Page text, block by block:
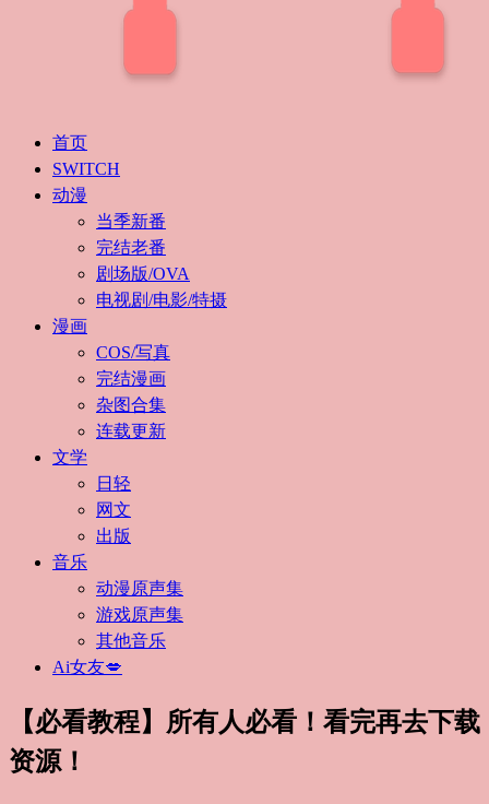
首页
SWITCH
动漫
当季新番
完结老番
剧场版/OVA
电视剧/电影/特摄
漫画
COS/写真
完结漫画
杂图合集
连载更新
文学
日轻
网文
出版
音乐
动漫原声集
游戏原声集
其他音乐
Ai女友💋
【必看教程】所有人必看！看完再去下载
资源！